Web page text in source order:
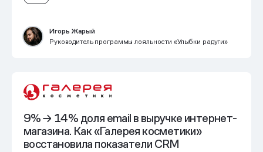
Игорь Жарый
Руководитель программы лояльности «Улыбки радуги»
9% → 14% доля email в выручке интернет-
магазина. Как «Галерея косметики»
восстановила показатели CRM